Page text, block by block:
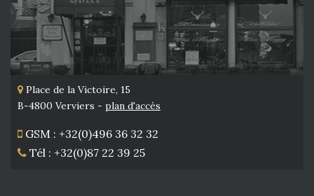
Place de la Victoire, 15
B-4800 Verviers - plan d'accès
GSM : +32(0)496 36 32 32
Tél : +32(0)87 22 39 25